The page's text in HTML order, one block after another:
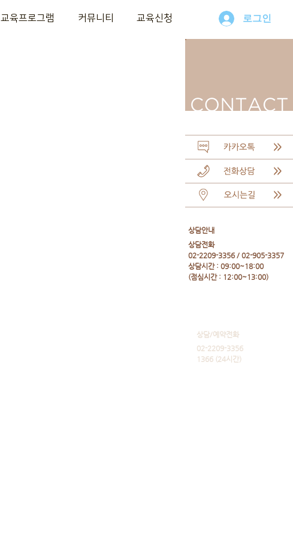
​상담안내
​상담전화
02-2209-3356 / 02-905-3357
상담시간 : 09:00~18:00
​(점심시간 : 12:00~13:00)
​상담/예약전화
02-2209-3356
1366 (24시간)
교육프로그램 커뮤니티 교육신청 로그인